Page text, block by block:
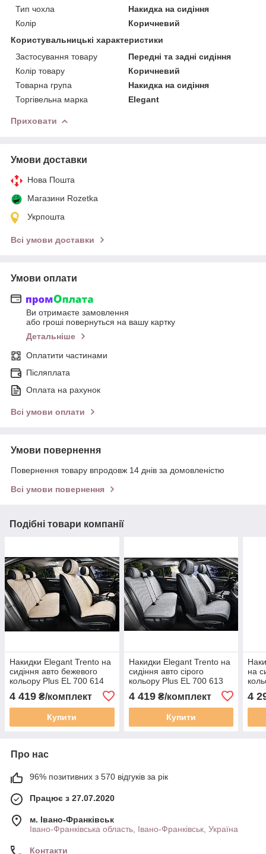
Тип чохла
Накидка на сидіння
Колір
Коричневий
Користувальницькі характеристики
Застосування товару
Передні та задні сидіння
Колір товару
Коричневий
Товарна група
Накидка на сидіння
Торгівельна марка
Elegant
Приховати
Умови доставки
Нова Пошта
Магазини Rozetka
Укрпошта
Всі умови доставки
Умови оплати
Ви отримаєте замовлення
або гроші повернуться на вашу картку
Детальніше
Оплатити частинами
Післяплата
Оплата на рахунок
Всі умови оплати
Умови повернення
Повернення товару впродовж 14 днів за домовленістю
Всі умови повернення
Подібні товари компанії
Накидки Elegant Trento на
сидіння авто бежевого
кольору Plus EL 700 614
4 419 ₴/комплект
Купити
Накидки Elegant Trento на
сидіння авто сірого
кольору Plus EL 700 613
4 419₴/комплект
Купити
на
4
Про нас
96% позитивних з 570 відгуків за рік
Працює з 27.07.2020
м. Івано-Франківськ
Івано-Франківська область, Івано-Франківськ, Україна
Контакти